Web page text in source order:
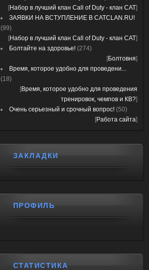
[Набор в лучший клан Call of Duty - клан CAT]
ЗАЯВКИ НА ВСТУПЛЕНИЕ В CATCLAN.RU!
(99)
[Набор в лучший клан Call of Duty - клан CAT]
Болтайте на здоровье! (274)
[Болтовня]
Время, которое удобно для проведени...
(18)
[Время, которое удобно для проведения
тренировок, чемпов и КВ?]
Очень серьезный и срочный вопрос! (50)
[Работа сайта]
ЗАКЛАДКИ
ПРОФИЛЬ
СТАТИСТИКА